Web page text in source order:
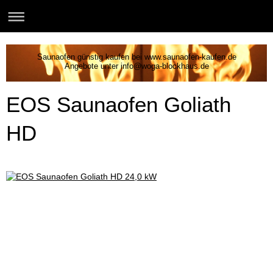
Saunaofen günstig kaufen bei www.saunaofen-kaufen.de
Angebote unter info@woga-blockhaus.de
EOS Saunaofen Goliath
HD